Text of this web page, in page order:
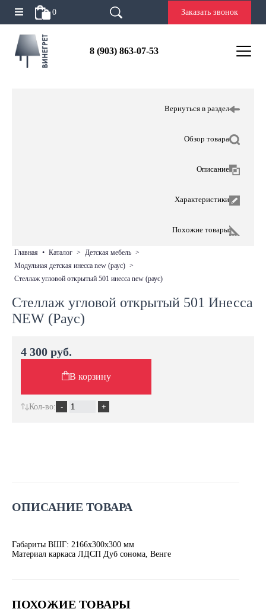
0 Заказать звонок
8 (903) 863-07-53
Вернуться в раздел
Обзор товара
Описание
Характеристики
Похожие товары
главная • каталог > детская мебель >
модульная детская инесса new (раус) >
стеллаж угловой открытый 501 инесса new (раус)
Стеллаж угловой открытый 501 Инесса
NEW (Раус)
ОПИСАНИЕ ТОВАРА
Габариты ВШГ: 2166х300х300 мм
Материал каркаса ЛДСП Дуб сонома, Венге
ПОХОЖИЕ ТОВАРЫ
4 300 руб.
В корзину
Кол-во: